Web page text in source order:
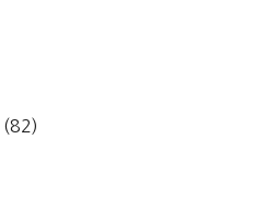
(82)